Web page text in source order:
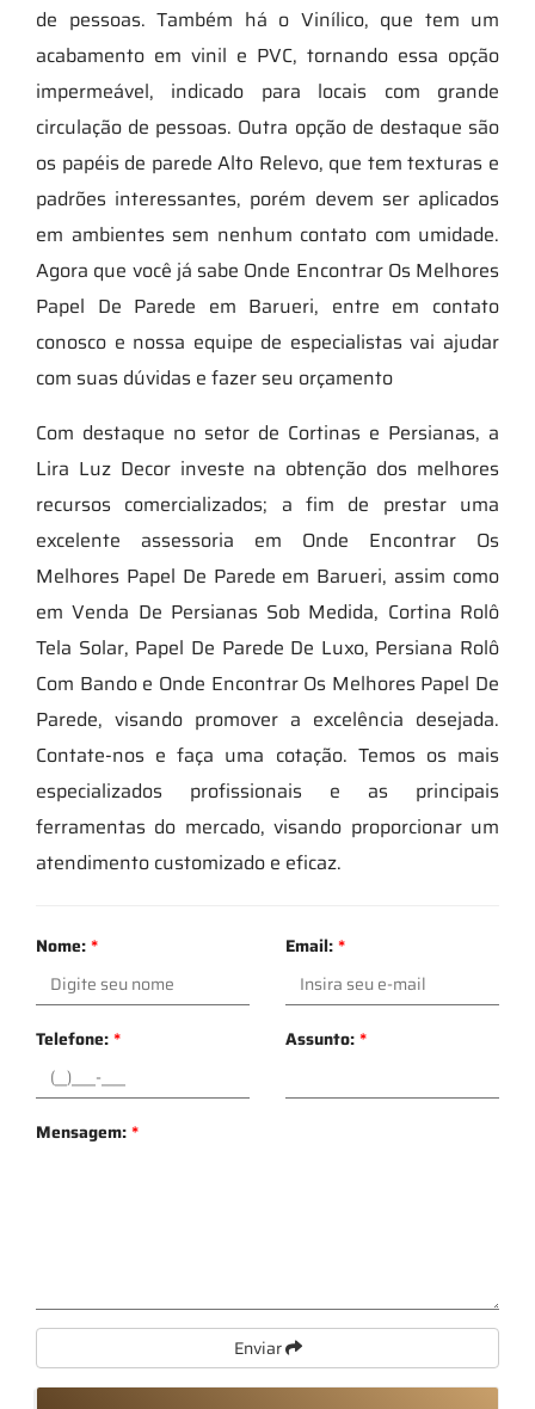
de pessoas. Também há o Vinílico, que tem um
acabamento em vinil e PVC, tornando essa opção
impermeável, indicado para locais com grande
circulação de pessoas. Outra opção de destaque são
os papéis de parede Alto Relevo, que tem texturas e
padrões interessantes, porém devem ser aplicados
em ambientes sem nenhum contato com umidade.
Agora que você já sabe Onde Encontrar Os Melhores
Papel De Parede em Barueri, entre em contato
conosco e nossa equipe de especialistas vai ajudar
com suas dúvidas e fazer seu orçamento
Com destaque no setor de Cortinas e Persianas, a
Lira Luz Decor investe na obtenção dos melhores
recursos comercializados; a fim de prestar uma
excelente assessoria em Onde Encontrar Os
Melhores Papel De Parede em Barueri, assim como
em Venda De Persianas Sob Medida, Cortina Rolô
Tela Solar, Papel De Parede De Luxo, Persiana Rolô
Com Bando e Onde Encontrar Os Melhores Papel De
Parede, visando promover a excelência desejada.
Contate-nos e faça uma cotação. Temos os mais
especializados profissionais e as principais
ferramentas do mercado, visando proporcionar um
atendimento customizado e eficaz.
Nome:* Email:*
Telefone:* Assunto:*
Mensagem:*
Enviar